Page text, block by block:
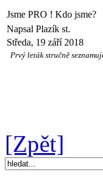
Jsme PRO ! Kdo jsme?
Napsal Plazík st.
Středa, 19 září 2018
Prvý leták stručně
[Zpět]